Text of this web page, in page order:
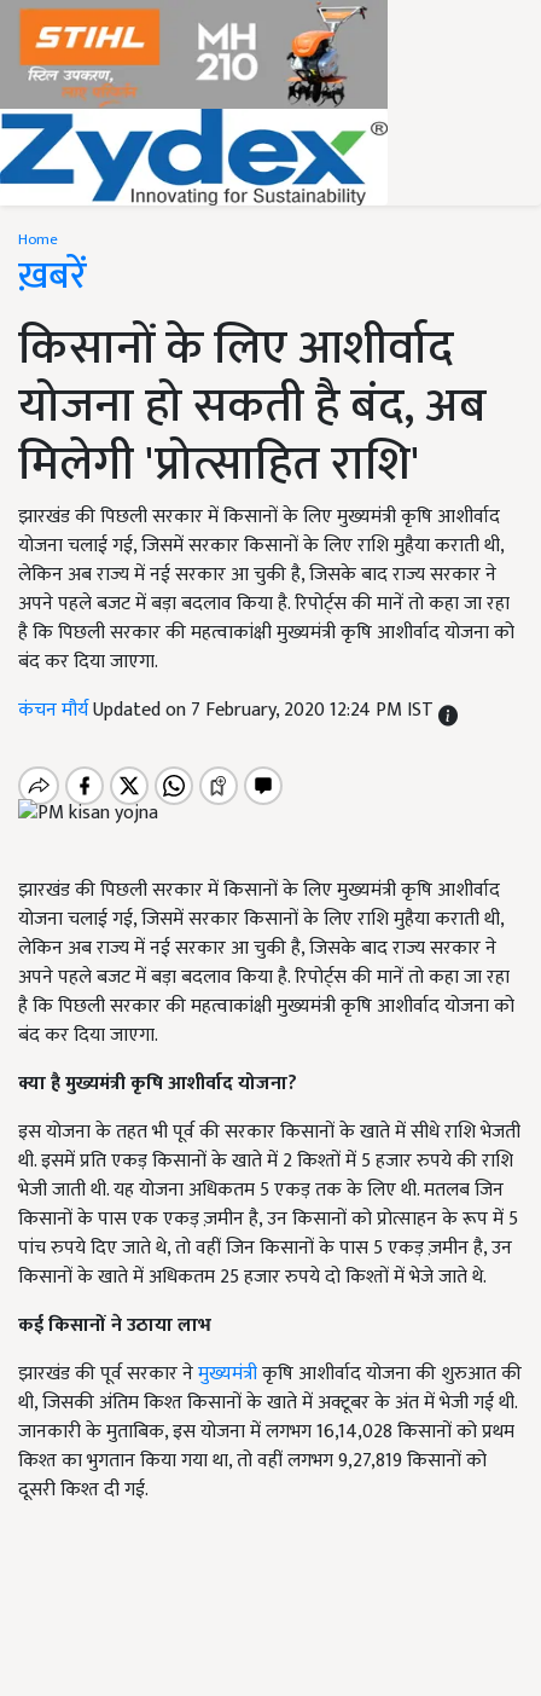
Home
ख़बरें
किसानों के लिए आशीर्वाद
योजना हो सकती है बंद, अब
मिलेगी 'प्रोत्साहित राशि'
झारखंड की पिछली सरकार में किसानों के लिए मुख्यमंत्री कृषि आशीर्वाद
योजना चलाई गई, जिसमें सरकार किसानों के लिए राशि मुहैया कराती थी,
लेकिन अब राज्य में नई सरकार आ चुकी है, जिसके बाद राज्य सरकार ने
अपने पहले बजट में बड़ा बदलाव किया है. रिपोर्ट्स की मानें तो कहा जा रहा
है कि पिछली सरकार की महत्वाकांक्षी मुख्यमंत्री कृषि आशीर्वाद योजना को
बंद कर दिया जाएगा.
कंचन मौर्यUpdated on 7 February, 2020 12:24 PM IST
झारखंड की पिछली सरकार में किसानों के लिए मुख्यमंत्री कृषि आशीर्वाद
योजना चलाई गई, जिसमें सरकार किसानों के लिए राशि मुहैया कराती थी,
लेकिन अब राज्य में नई सरकार आ चुकी है, जिसके बाद राज्य सरकार ने
अपने पहले बजट में बड़ा बदलाव किया है. रिपोर्ट्स की मानें तो कहा जा रहा
है कि पिछली सरकार की महत्वाकांक्षी मुख्यमंत्री कृषि आशीर्वाद योजना को
बंद कर दिया जाएगा.
क्या है मुख्यमंत्री कृषि आशीर्वाद योजना?
इस योजना के तहत भी पूर्व की सरकार किसानों के खाते में सीधे राशि भेजती
थी. इसमें प्रति एकड़ किसानों के खाते में 2 किश्तों में 5 हजार रुपये की राशि
भेजी जाती थी. यह योजना अधिकतम 5 एकड़ तक के लिए थी. मतलब जिन
किसानों के पास एक एकड़ ज़मीन है, उन किसानों को प्रोत्साहन के रूप में 5
पांच रुपये दिए जाते थे, तो वहीं जिन किसानों के पास 5 एकड़ ज़मीन है, उन
किसानों के खाते में अधिकतम 25 हजार रुपये दो किश्तों में भेजे जाते थे.
कई किसानों ने उठाया लाभ
झारखंड की पूर्व सरकार नेमुख्यमंत्रीकृषि आशीर्वाद योजना की शुरुआत की
थी, जिसकी अंतिम किश्त किसानों के खाते में अक्टूबर के अंत में भेजी गई थी.
जानकारी के मुताबिक, इस योजना में लगभग 16,14,028 किसानों को प्रथम
किश्त का भुगतान किया गया था, तो वहीं लगभग 9,27,819 किसानों को
दूसरी किश्त दी गई.